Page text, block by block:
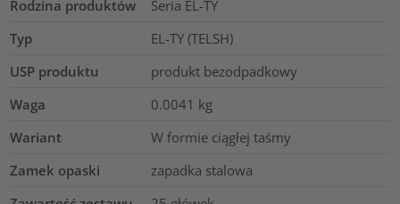
Rodzina produktów
Seria EL-TY
Typ
EL-TY (TELSH)
USP produktu
produkt bezodpadkowy
Waga
0.0041 kg
Wariant
W formie ciągłej taśmy
Zamek opaski
zapadka stalowa